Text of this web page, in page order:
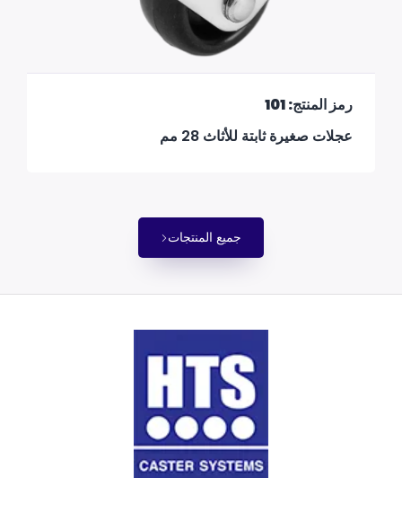
رمز المنتج: 101
عجلات صغيرة ثابتة للأثاث 28 مم
جميع المنتجات